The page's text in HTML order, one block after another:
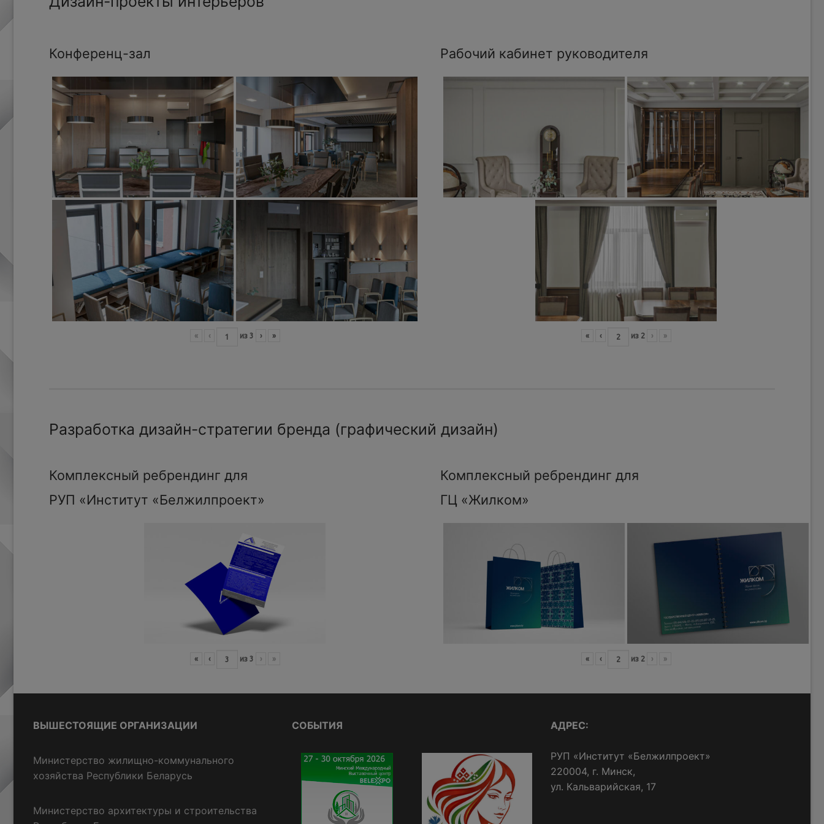
Конференц-зал
« ‹ из 3 › »
Рабочий кабинет руководителя
« ‹ из 2 › »
Разработка дизайн-стратегии бренда (графический дизайн)
Комплексный ребрендинг для
РУП «Институт «Белжилпроект»
« ‹ из 3 › »
Комплексный ребрендинг для
ГЦ «Жилком»
« ‹ из 2 › »
ВЫШЕСТОЯЩИЕ ОРГАНИЗАЦИИ
Министерство жилищно-коммунального
хозяйства Республики Беларусь
Министерство архитектуры и строительства
СОБЫТИЯ АДРЕС:
РУП «Институт «Белжилпроект»
220004, г. Минск,
ул. Кальварийская, 17